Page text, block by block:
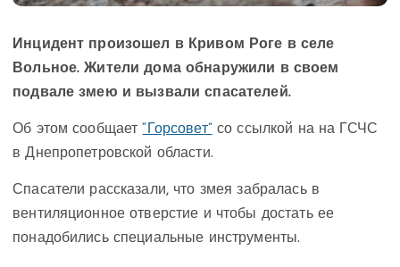
Инцидент произошел в Кривом Роге в селе
Вольное. Жители дома обнаружили в своем
подвале змею и вызвали спасателей.
Об этом сообщает“Горсовет” со ссылкой на на ГСЧС
в Днепропетровской области.
Спасатели рассказали, что змея забралась в
вентиляционное отверстие и чтобы достать ее
понадобились специальные инструменты.